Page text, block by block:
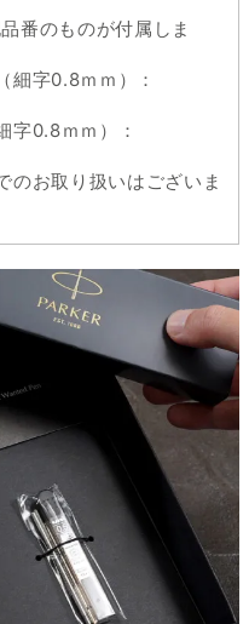
番のものが付属しま
細字0.8ｍｍ）：
字0.8ｍｍ）：
のお取り扱いはございま